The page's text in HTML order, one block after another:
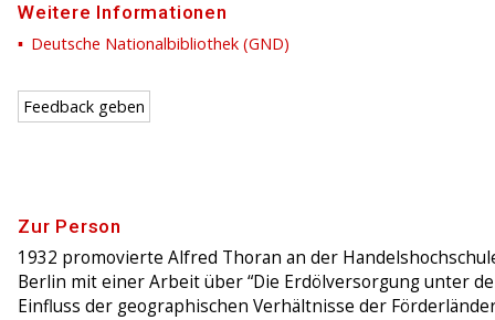
Zur Person
1932 promovierte Alfred Thoran an der
Berlin mit einer Arbeit über “Die Erdölversorgung unter
Einfluss der geographischen Verhältnisse der
Weitere Informationen
Deutsche Nationalbibliothek (GND)
Feedback geben